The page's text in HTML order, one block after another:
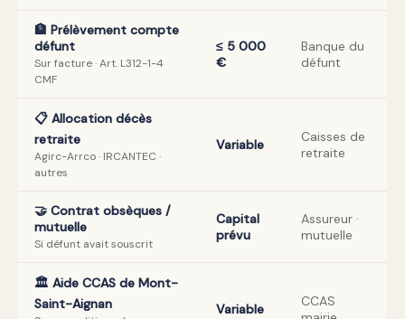
🏦 Prélèvement compte
défunt
Sur facture · Art. L312-1-4
CMF
≤ 5 000
€
Banque du
défunt
📋 Allocation décès
retraite
Agirc-Arrco · IRCANTEC ·
autres
Variable
Caisses de
retraite
🤝 Contrat obsèques /
mutuelle
Si défunt avait souscrit
Capital
prévu
Assureur ·
mutuelle
🏛️ Aide CCAS de Mont-
Saint-Aignan
Variable
CCAS